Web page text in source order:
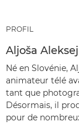
PROFIL
Aljoša
Né en Slovénie,
animateur télé
tant que
Désormais, il
pour de